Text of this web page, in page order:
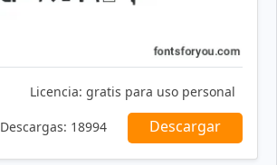
Licencia: gratis para uso personal
Descargas: 18994 Descargar